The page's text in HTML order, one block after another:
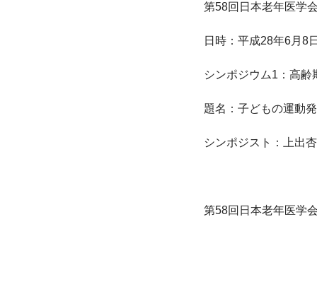
第58回日本老年医学
日時：平成28年6月8
シンポジウム1：高
題名：子どもの運動
シンポジスト：上出
第58回日本老年医学